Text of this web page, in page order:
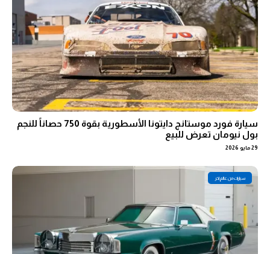
سيارة فورد موستانج دايتونا الأسطورية بقوة 750 حصاناً للنجم
بول نيومان تعرض للبيع
29 مايو 2026
سيارات من عالم اخر